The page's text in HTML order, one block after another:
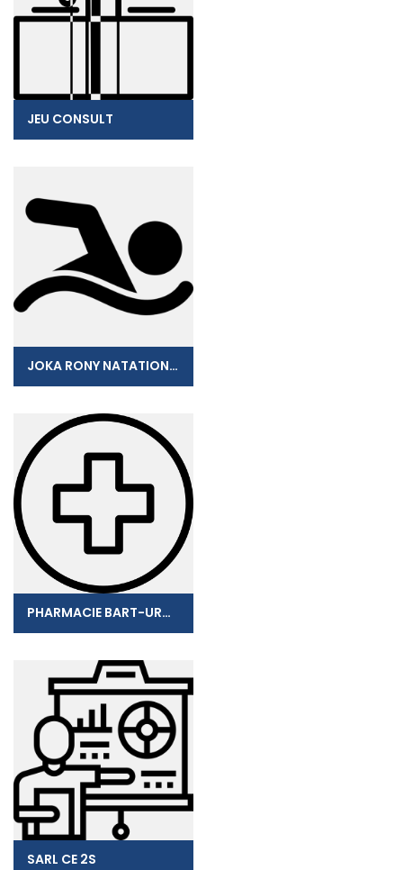
JEU CONSULT
JOKA RONY NATATION EURL
PHARMACIE BART-URGIN
SARL CE 2S